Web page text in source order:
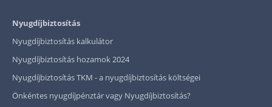
Nyugdíjbiztosítás
Nyugdíjbiztosítás kalkulátor
Nyugdíjbiztosítás hozamok 2024
Nyugdíjbiztosítás TKM - a nyugdíjbiztosítás költségei
Önkéntes nyugdíjpénztár vagy Nyugdíjbiztosítás?